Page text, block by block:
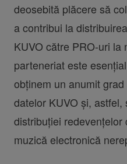
deosebită plăcere să
a contribui la
KUVO către PRO-uri la
parteneriat este
obținem un anumit
datelor KUVO și,
distribuției redevențelor
muzică electronică